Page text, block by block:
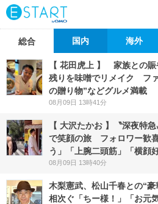
総合 国内 海外
【 花田虎上 】 家族との
残りを味噌でリメイク フ
の贈り物”などグルメ満載
08月09日 13時41分
【 大沢たかお 】〝深夜特
で笑顔の旅 フォロワー歓
う」「上腕二頭筋」「横顔
08月09日 13時40分
木梨憲武、松山千春との“
相次ぐ「ちー様！」「お元